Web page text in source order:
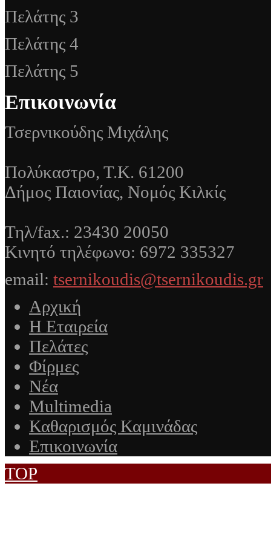
Πελάτης 3
Πελάτης 4
Πελάτης 5
Επικοινωνία
Τσερνικούδης Μιχάλης
Πολύκαστρο, Τ.Κ. 61200
Δήμος Παιονίας, Νομός Κιλκίς
Τηλ/fax.: 23430 20050
Κινητό τηλέφωνο: 6972 335327
email: tsernikoudis@tsernikoudis.gr
Αρχική
Η Εταιρεία
Πελάτες
Φίρμες
Νέα
Multimedia
Καθαρισμός Καμινάδας
Επικοινωνία
TOP